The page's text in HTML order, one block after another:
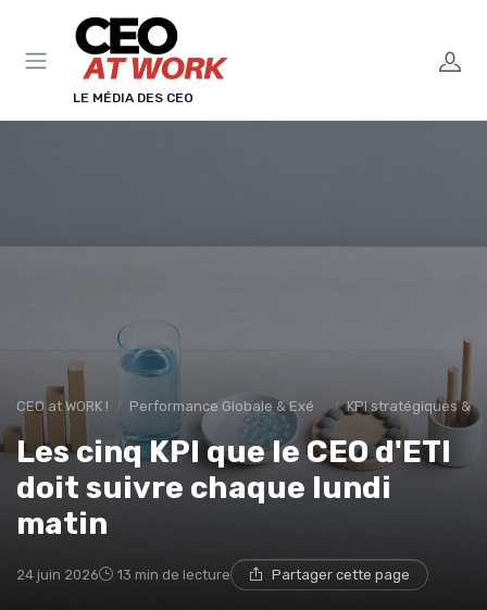
LE MÉDIA DES CEO
CEO at WORK ! Performance Globale & Exécution KPI stratégiques &
Les cinq KPI que le CEO d'ETI
doit suivre chaque lundi
matin
24 juin 2026 13 min de lecture Partager cette page
Panneau de gestion des cookies